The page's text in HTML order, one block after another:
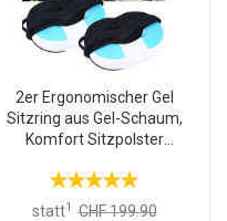
2er Ergonomischer Gel
Sitzring aus Gel-Schaum,
Komfort Sitzpolster
und Steissbein, für den
Bürostuhl oder auch im
statt1 CHF 199.90